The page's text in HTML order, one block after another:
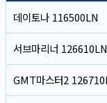
데이토나 116500LN
서브마리너 126610LN
GMT마스터2